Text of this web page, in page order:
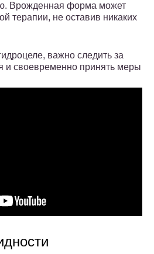
Врожденная форма может
терапии, не оставив никаких
важно следить за
и своевременно принять меры